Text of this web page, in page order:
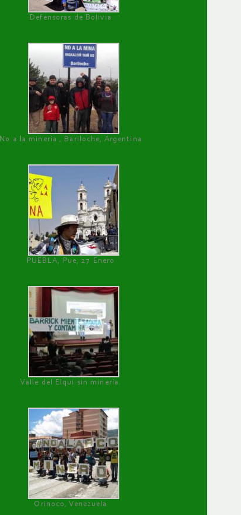
Defensoras de Bolivia
No a la minería , Bariloche, Argentina
PUEBLA, Pue, 27 Enero
Valle del Elqui sin minería.
Orinoco, Venezuela